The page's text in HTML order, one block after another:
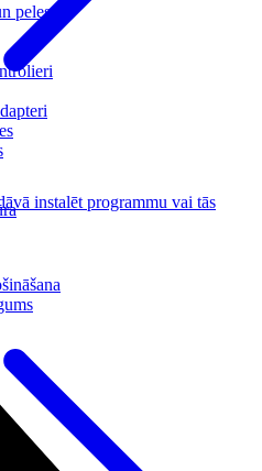
peles
instalēt programmu vai tās